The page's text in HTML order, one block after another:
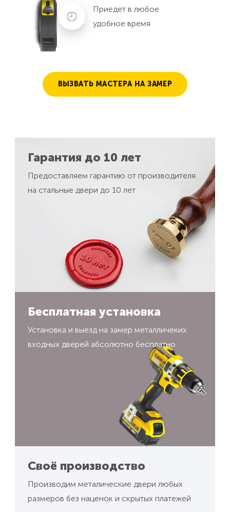
Приедет в любое
удобное время
ВЫЗВАТЬ МАСТЕРА НА ЗАМЕР
Гарантия до 10 лет
Предоставляем гарантию от производителя
на стальные двери до 10 лет
Бесплатная установка
Установка и выезд на замер металличеких
входных дверей абсолютно бесплатно
Своё производство
Производим металические двери любых
размеров без наценок и скрытых платежей